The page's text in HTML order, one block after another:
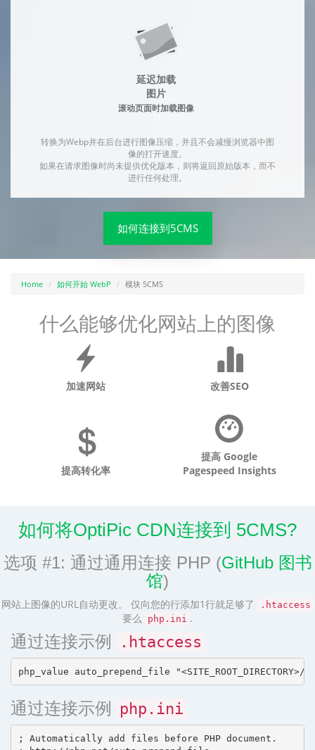
延迟加载
图片
滚动页面时加载图像
转换为Webp并在后台进行图像压缩，并且不会减慢浏览器中图
像的打开速度。
如果在请求图像时尚未提供优化版本，则将返回原始版本，而不
进行任何处理。
如何连接到5CMS
Home 如何开始 WebP 模块 5CMS
什么能够优化网站上的图像
加速网站 改善SEO
提高转化率
提高 Google
Pagespeed Insights
如何将OptiPic CDN连接到 5CMS?
选项 #1: 通过通用连接 PHP (GitHub 图书
馆)
网站上图像的URL自动更改。 仅向您的行添加1行就足够了 .htaccess
要么 php.ini .
通过连接示例 .htaccess
通过连接示例 php.ini
; Automatically add files before PHP document.